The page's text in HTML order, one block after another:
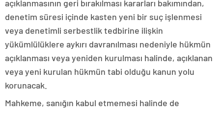
açıklanmasının geri bırakılması kararları bakımından,
denetim süresi içinde kasten yeni bir suç işlenmesi
veya denetimli serbestlik tedbirine ilişkin
yükümlülüklere aykırı davranılması nedeniyle hükmün
açıklanması veya yeniden kurulması halinde, açıklanan
veya yeni kurulan hükmün tabi olduğu kanun yolu
korunacak.
Mahkeme, sanığın kabul etmemesi halinde de